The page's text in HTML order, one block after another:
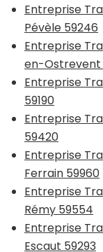
Entreprise
Pévèle 59246
Entreprise
en-Ostrevent
Entreprise
59190
Entreprise
59420
Entreprise
Ferrain 59960
Entreprise
Rémy 59554
Entreprise
Escaut 59293